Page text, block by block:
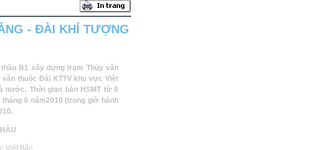
- ĐÀI KHÍ TƯỢNG
B1 xây dựng trạm Thủy văn
thuộc Đài KTTV khu vực Việt
nước. Thời gian bán HSMT từ 8
6 năm2010 (trong giờ hành